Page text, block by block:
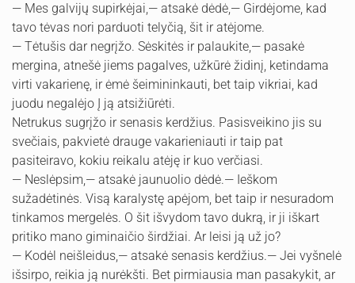
— Mes galvijų supirkėjai,— atsakė dėdė,— Girdėjome, kad
tavo tėvas nori parduoti telyčią, šit ir atėjome.
— Tėtušis dar negrįžo. Sėskitės ir palaukite,— pasakė
mergina, atnešė jiems pagalves, užkūrė židinį, ketindama
virti vakarienę, ir ėmė šeimininkauti, bet taip vikriai, kad
juodu negalėjo Į ją atsižiūrėti.
Netrukus sugrįžo ir senasis kerdžius. Pasisveikino jis su
svečiais, pakvietė drauge vakarieniauti ir taip pat
pasiteiravo, kokiu reikalu atėję ir kuo verčiasi.
— Neslėpsim,— atsakė jaunuolio dėdė.— Ieškom
sužadėtinės. Visą karalystę apėjom, bet taip ir nesuradom
tinkamos mergelės. O šit išvydom tavo dukrą, ir ji iškart
pritiko mano giminaičio širdžiai. Ar leisi ją už jo?
— Kodėl neišleidus,— atsakė senasis kerdžius.— Jei vyšnelė
išsirpo, reikia ją nurėkšti. Bet pirmiausia man pasakykit, ar